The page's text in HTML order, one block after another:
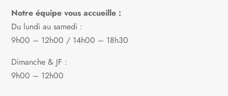
Notre équipe vous accueille :
Du lundi au samedi :
9h00 – 12h00 / 14h00 – 18h30
Dimanche & JF :
9h00 – 12h00